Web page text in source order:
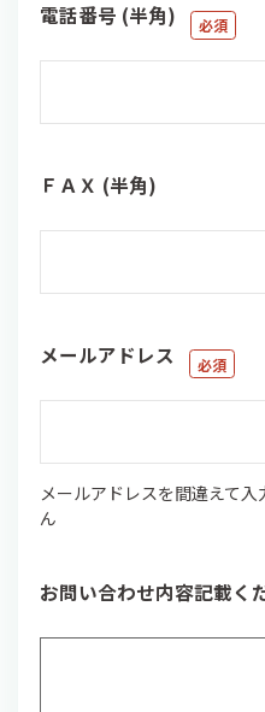
電話番号 (半角)
ＦＡＸ (半角)
メールアドレス
メールアドレスを間違えて
ん
お問い合わせ内容記載く